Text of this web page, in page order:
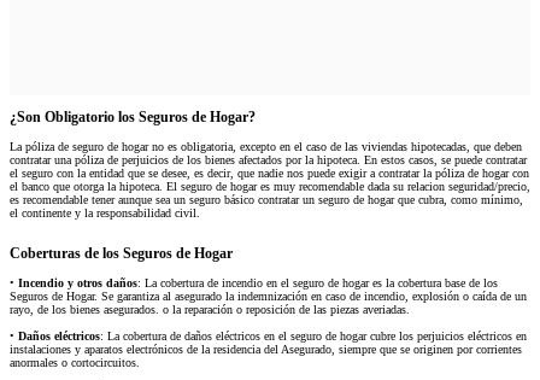
¿Son Obligatorio los Seguros de Hogar?
La póliza de seguro de hogar no es obligatoria, excepto en el caso de las viviendas hipotecadas, que deben
contratar una póliza de perjuicios de los bienes afectados por la hipoteca. En estos casos, se puede contratar
el seguro con la entidad que se desee, es decir, que nadie nos puede exigir a contratar la póliza de hogar con
el banco que otorga la hipoteca. El seguro de hogar es muy recomendable dada su relacion seguridad/precio,
es recomendable tener aunque sea un seguro básico contratar un seguro de hogar que cubra, como mínimo,
el continente y la responsabilidad civil.
Coberturas de los Seguros de Hogar
• Incendio y otros daños: La cobertura de incendio en el seguro de hogar es la cobertura base de los
Seguros de Hogar. Se garantiza al asegurado la indemnización en caso de incendio, explosión o caída de un
rayo, de los bienes asegurados. o la reparación o reposición de las piezas averiadas.
• Daños eléctricos: La cobertura de daños eléctricos en el seguro de hogar cubre los perjuicios eléctricos en
instalaciones y aparatos electrónicos de la residencia del Asegurado, siempre que se originen por corrientes
anormales o cortocircuitos.